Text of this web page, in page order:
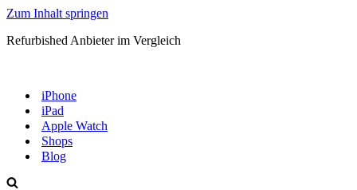
Zum Inhalt springen
Refurbished Anbieter im Vergleich
iPhone
iPad
Apple Watch
Shops
Blog